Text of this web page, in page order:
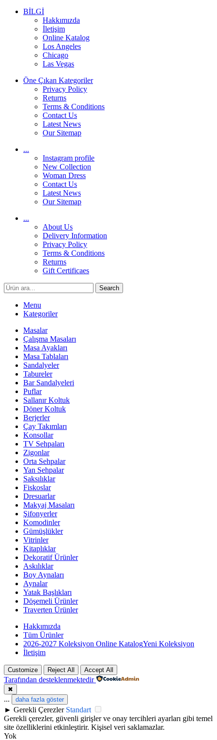
BİLGİ
Hakkımızda
İletişim
Online Katalog
Los Angeles
Chicago
Las Vegas
Öne Çıkan Kategoriler
Privacy Policy
Returns
Terms & Conditions
Contact Us
Latest News
Our Sitemap
...
Instagram profile
New Collection
Woman Dress
Contact Us
Latest News
Our Sitemap
...
About Us
Delivery Information
Privacy Policy
Terms & Conditions
Returns
Gift Certificaes
Search
Menu
Kategoriler
Masalar
Çalışma Masaları
Masa Ayakları
Masa Tablaları
Sandalyeler
Tabureler
Bar Sandalyeleri
Puflar
Sallanır Koltuk
Döner Koltuk
Berjerler
Çay Takımları
Konsollar
TV Sehpaları
Zigonlar
Orta Sehpalar
Yan Sehpalar
Saksılıklar
Fiskoslar
Dresuarlar
Makyaj Masaları
Şifonyerler
Komodinler
Gümüşlükler
Vitrinler
Kitaplıklar
Dekoratif Ürünler
Askılıklar
Boy Aynaları
Aynalar
Yatak Başlıkları
Döşemeli Ürünler
Traverten Ürünler
Hakkımızda
Tüm Ürünler
2026-2027 Koleksiyon Online KatalogYeni Koleksiyon
İletişim
Customize Reject All Accept All
Tarafından desteklenmektedir
✖
... daha fazla göster
► Gerekli Çerezler Standart
Gerekli çerezler, güvenli girişler ve onay tercihleri ayarları gibi temel
site özelliklerini etkinleştirir. Kişisel veri saklamazlar.
Yok